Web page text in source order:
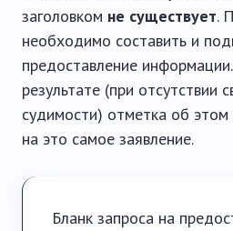
заголовком не существует.
необходимо составить и
предоставление
результате (при отсутствии
судимости) отметка об этом
на это самое заявление.
Бланк запроса на